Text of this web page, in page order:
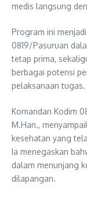
medis langsung
Program ini
0819/Pasuruan
tetap prima,
berbagai potensi
pelaksanaan tugas.
Komandan Kodim
M.Han.,
kesehatan yang
Ia menegaskan
dalam menunjang
dilapangan.